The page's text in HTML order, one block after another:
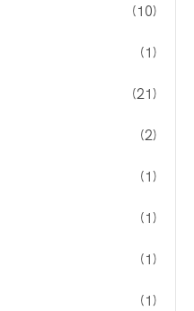
(10)
(1)
(21)
(2)
(1)
(1)
(1)
(1)